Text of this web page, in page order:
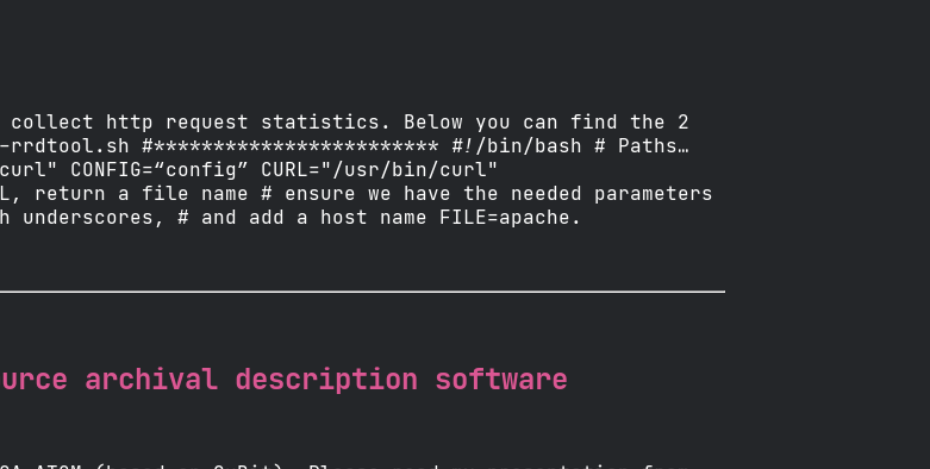
to collect http request statistics. Below you can find the 2
#************************ #!/bin/bash # Paths…
CONFIG=“config” CURL="/usr/bin/curl"
return a file name # ensure we have the needed parameters
# and add a host name FILE=apache.
archival description software